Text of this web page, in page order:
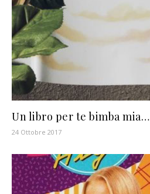
Un libro per te bimba mia…
24 Ottobre 2017